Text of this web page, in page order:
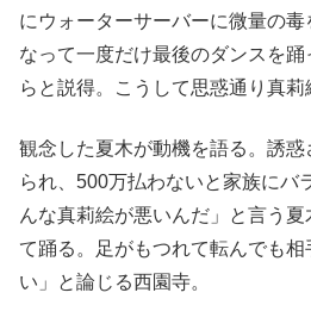
にウォーターサーバーに微量の
なって一度だけ最後のダンスを
らと説得。こうして思惑通り真莉
観念した夏木が動機を語る。誘
られ、500万払わないと家族にバ
んな真莉絵が悪いんだ」と言う
て踊る。足がもつれて転んでも
い」と論じる西園寺。